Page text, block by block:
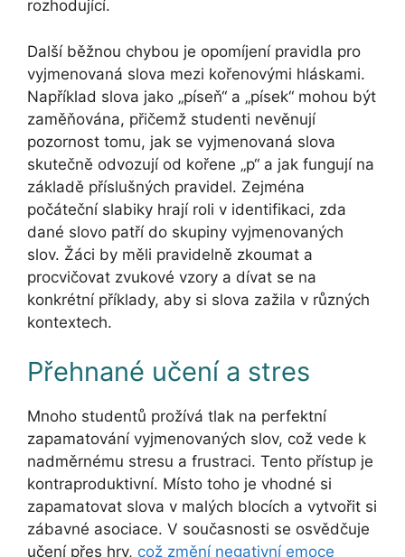
rozhodující.
Další běžnou chybou je opomíjení pravidla pro
vyjmenovaná slova mezi kořenovými hláskami.
Například slova jako „píseň“ a „písek“ mohou být
zaměňována, přičemž studenti nevěnují
pozornost tomu, jak se vyjmenovaná slova
skutečně odvozují od kořene „p“ a jak fungují na
základě příslušných pravidel. Zejména
počáteční slabiky hrají roli v identifikaci, zda
dané slovo patří do skupiny vyjmenovaných
slov. Žáci by měli pravidelně zkoumat a
procvičovat zvukové vzory a dívat se na
konkrétní příklady, aby si slova zažila v různých
kontextech.
Přehnané učení a stres
Mnoho studentů prožívá tlak na perfektní
zapamatování vyjmenovaných slov, což vede k
nadměrnému stresu a frustraci. Tento přístup je
kontraproduktivní. Místo toho je vhodné si
zapamatovat slova v malých blocích a vytvořit si
zábavné asociace. V současnosti se osvědčuje
učení přes hry, což změní negativní emoce